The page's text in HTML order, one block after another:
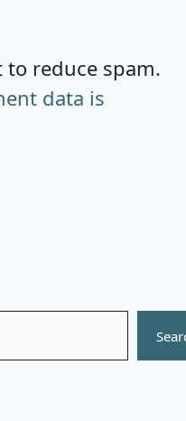
to reduce spam.
data is